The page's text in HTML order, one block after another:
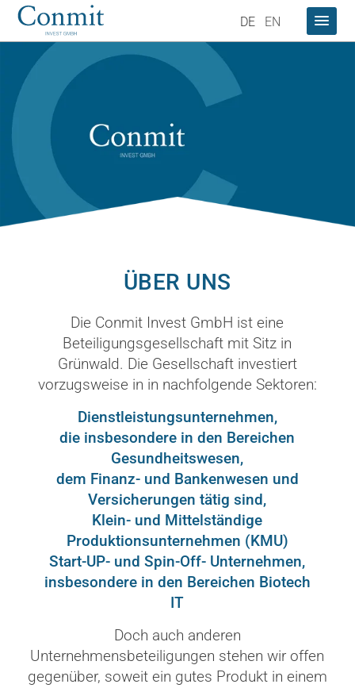
DE EN
ÜBER UNS
Die Conmit Invest GmbH ist eine
Beteiligungsgesellschaft mit Sitz in
Grünwald. Die Gesellschaft investiert
vorzugsweise in in nachfolgende Sektoren:
Dienstleistungsunternehmen,
die insbesondere in den Bereichen
Gesundheitswesen,
dem Finanz- und Bankenwesen und
Versicherungen tätig sind,
Klein- und Mittelständige
Produktionsunternehmen (KMU)
Start-UP- und Spin-Off- Unternehmen,
insbesondere in den Bereichen Biotech
IT
Doch auch anderen
Unternehmensbeteiligungen stehen wir offen
gegenüber, soweit ein gutes Produkt in einem